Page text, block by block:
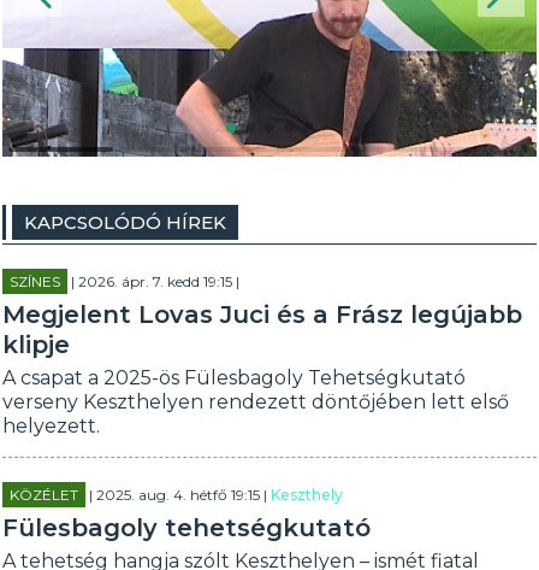
KAPCSOLÓDÓ HÍREK
SZÍNES | 2026. ápr. 7. kedd 19:15 |
Megjelent Lovas Juci és a Frász legújabb
klipje
A csapat a 2025-ös Fülesbagoly Tehetségkutató
verseny Keszthelyen rendezett döntőjében lett első
helyezett.
KÖZÉLET | 2025. aug. 4. hétfő 19:15 |Keszthely
Fülesbagoly tehetségkutató
A tehetség hangja szólt Keszthelyen – ismét fiatal